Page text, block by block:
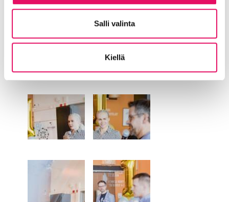
Salli valinta
Kiellä